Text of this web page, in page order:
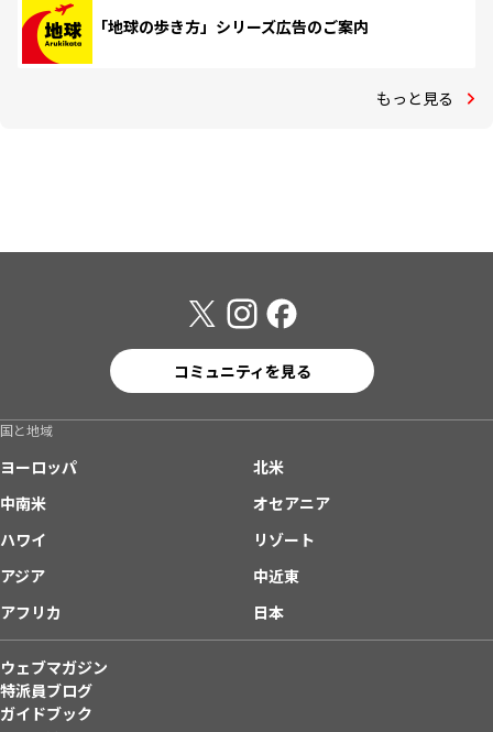
「地球の歩き方」シリーズ広告のご案内
もっと見る
コミュニティを見る
国と地域
ヨーロッパ
北米
中南米
オセアニア
ハワイ
リゾート
アジア
中近東
アフリカ
日本
ウェブマガジン
特派員ブログ
ガイドブック